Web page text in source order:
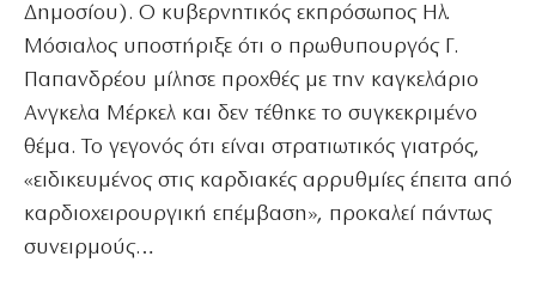
Δημοσίου). Ο κυβερνητικός εκπρόσωπος Ηλ.
Μόσιαλος υποστήριξε ότι ο πρωθυπουργός Γ.
Παπανδρέου μίλησε προχθές με την καγκελάριο
Ανγκελα Μέρκελ και δεν τέθηκε το συγκεκριμένο
θέμα. Το γεγονός ότι είναι στρατιωτικός γιατρός,
«ειδικευμένος στις καρδιακές αρρυθμίες έπειτα από
καρδιοχειρουργική επέμβαση», προκαλεί πάντως
συνειρμούς…